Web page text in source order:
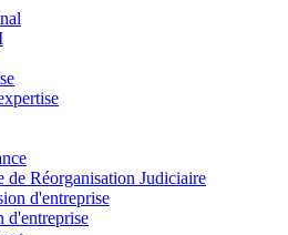
de Réorganisation Judiciaire
d'entreprise
d'entreprise